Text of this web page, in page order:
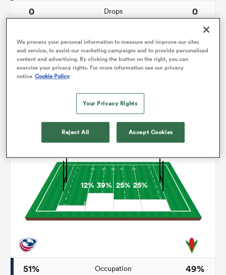
0
Drops
0
11
Franchissements
3
13
Occupation
12% 39% 25% 25%
51% Occupation 49%
We process your personal information to measure and improve our sites
and service, to assist our marketing campaigns and to provide personalised
content and advertising. By clicking the button on the right, you can
exercise your privacy rights. For more information see our privacy
notice Cookie Policy
Your Privacy Rights
Reject All Accept Cookies